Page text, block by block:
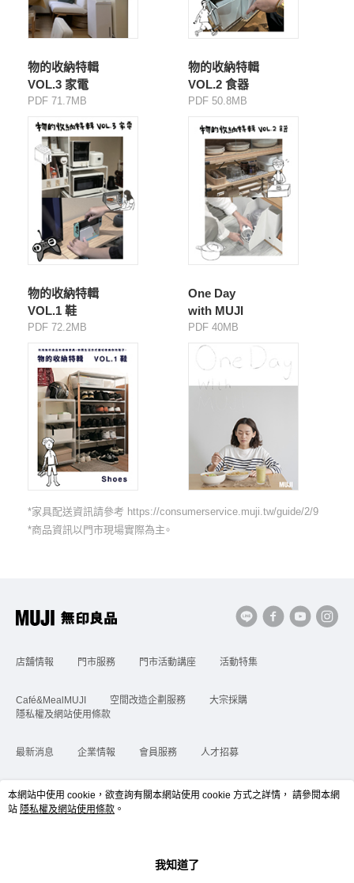
物的收納特輯
VOL.3 家電
PDF 71.7MB
物的收納特輯
VOL.2 食器
PDF 50.8MB
物的收納特輯
VOL.1 鞋
PDF 72.2MB
One Day
with MUJI
PDF 40MB
*家具配送資訊請參考 https://consumerservice.muji.tw/guide/2/9
*商品資訊以門市現場實際為主。
店舖情報 門市服務 門市活動講座 活動特集
Café&MealMUJI 空間改造企劃服務
大宗採購
隱私權及網站使用條款
最新消息 企業情報 會員服務 人才招募
顧客服務 購物說明 聯繫我們 網站地圖
reserved.擁有及保留本網站所有權利。
本網站中使用 cookie，欲查詢有關本網站使用 cookie 方式之詳情， 請參閱本網
站 隱私權及網站使用條款 。
我知道了